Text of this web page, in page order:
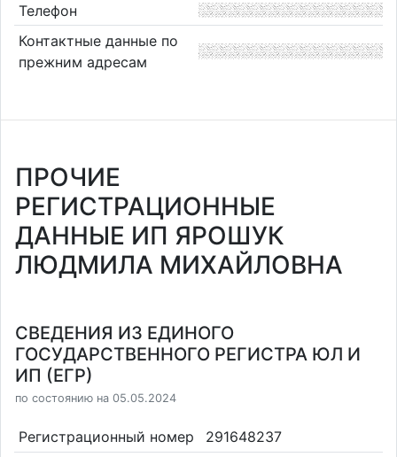
Телефон
Контактные данные по
прежним адресам
ПРОЧИЕ
РЕГИСТРАЦИОННЫЕ
ДАННЫЕ ИП ЯРОШУК
ЛЮДМИЛА МИХАЙЛОВНА
СВЕДЕНИЯ ИЗ ЕДИНОГО
ГОСУДАРСТВЕННОГО РЕГИСТРА ЮЛ И
ИП (ЕГР)
по состоянию на 05.05.2024
Регистрационный номер
291648237